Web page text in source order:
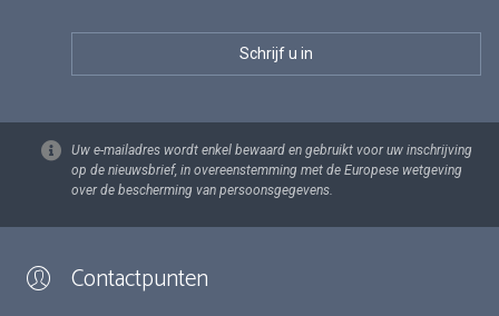
Uw e-mailadres wordt enkel bewaard en gebruikt voor uw inschrijving
op de nieuwsbrief, in overeenstemming met de Europese wetgeving
over de bescherming van persoonsgegevens.
Contactpunten